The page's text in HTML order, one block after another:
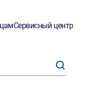
Сервисный центр